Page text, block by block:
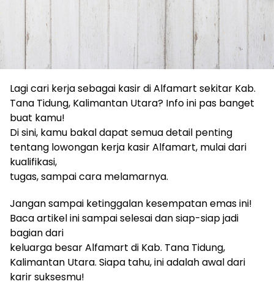
Lagi cari kerja sebagai kasir di Alfamart sekitar Kab.
Tana Tidung, Kalimantan Utara? Info ini pas banget
buat kamu!
Di sini, kamu bakal dapat semua detail penting
tentang lowongan kerja kasir Alfamart, mulai dari
kualifikasi,
tugas, sampai cara melamarnya.
Jangan sampai ketinggalan kesempatan emas ini!
Baca artikel ini sampai selesai dan siap-siap jadi
bagian dari
keluarga besar Alfamart di Kab. Tana Tidung,
Kalimantan Utara. Siapa tahu, ini adalah awal dari
karir suksesmu!